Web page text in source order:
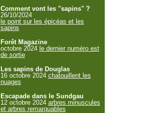
Comment vont les "sapins" ?
26/10/2024
le point sur les épicéas et les
sapins
Forêt Magazine
octobre 2024 le dernier numéro est
de sortie
Les sapins de Douglas
16 octobre 2024 chatouillent les
nuages
Escapade dans le Sundgau
12 octobre 2024 arbres minuscules
et arbres remarquables